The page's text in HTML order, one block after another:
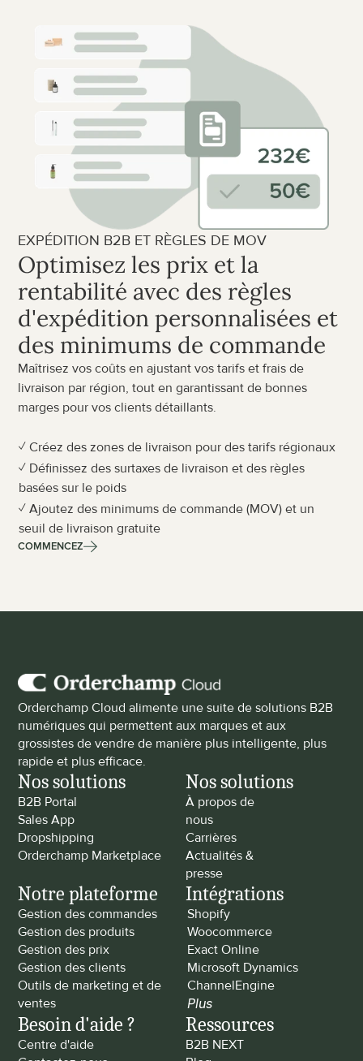
EXPÉDITION B2B ET RÈGLES DE MOV
Optimisez les prix et la
rentabilité avec des règles
d'expédition personnalisées et
des minimums de commande
Maîtrisez vos coûts en ajustant vos tarifs et frais de
livraison par région, tout en garantissant de bonnes
marges pour vos clients détaillants.
✓ Créez des zones de livraison pour des tarifs régionaux
✓ Définissez des surtaxes de livraison et des règles
basées sur le poids
✓ Ajoutez des minimums de commande (MOV) et un
seuil de livraison gratuite
COMMENCEZ
Orderchamp Cloud alimente une suite de solutions B2B
numériques qui permettent aux marques et aux
grossistes de vendre de manière plus intelligente, plus
rapide et plus efficace.
Nos solutions
B2B Portal
Sales App
Dropshipping
Orderchamp Marketplace
Nos solutions
À propos de
nous
Carrières
Actualités &
presse
Notre plateforme
Gestion des commandes
Gestion des produits
Gestion des prix
Gestion des clients
Outils de marketing et de
ventes
Intégrations
Shopify
Woocommerce
Exact Online
Microsoft Dynamics
ChannelEngine
Plus
Besoin d'aide ?
Centre d'aide
Ressources
B2B NEXT